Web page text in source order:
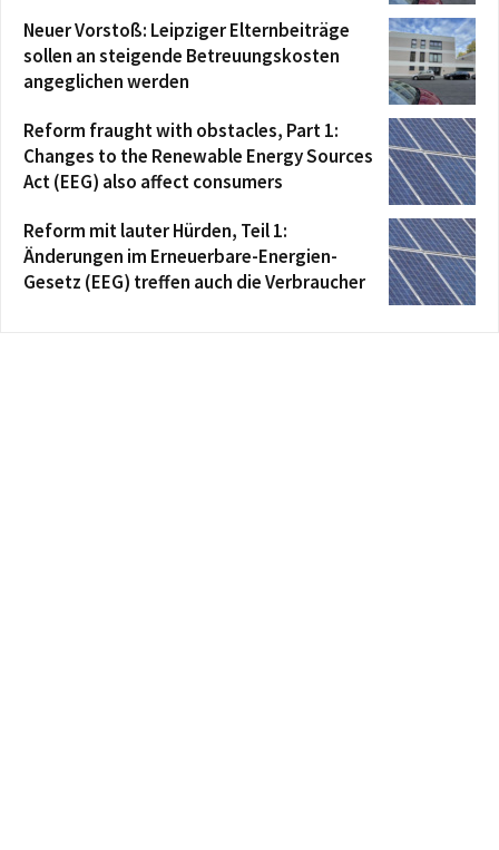
Neuer Vorstoß: Leipziger Elternbeiträge
sollen an steigende Betreuungskosten
angeglichen werden
Reform fraught with obstacles, Part 1:
Changes to the Renewable Energy Sources
Act (EEG) also affect consumers
Reform mit lauter Hürden, Teil 1:
Änderungen im Erneuerbare-Energien-
Gesetz (EEG) treffen auch die Verbraucher